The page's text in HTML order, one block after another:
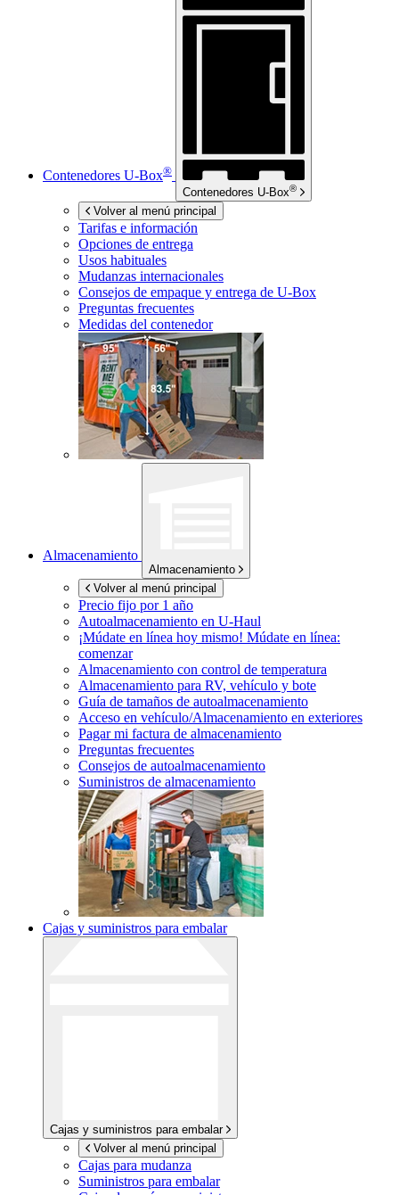
Contenedores U-Box®
Contenedores U-Box®
Volver al menú principal
Tarifas e información
Opciones de entrega
Usos habituales
Mudanzas internacionales
Consejos de empaque y entrega de U-Box
Preguntas frecuentes
Medidas del contenedor
Almacenamiento
Almacenamiento
Volver al menú principal
Precio fijo por 1 año
Autoalmacenamiento en U-Haul
¡Múdate en línea hoy mismo! Múdate en línea:
comenzar
Almacenamiento con control de temperatura
Almacenamiento para RV, vehículo y bote
Guía de tamaños de autoalmacenamiento
Acceso en vehículo/Almacenamiento en exteriores
Pagar mi factura de almacenamiento
Preguntas frecuentes
Consejos de autoalmacenamiento
Suministros de almacenamiento
Cajas y suministros para embalar
Cajas y suministros para embalar
Volver al menú principal
Cajas para mudanza
Suministros para embalar